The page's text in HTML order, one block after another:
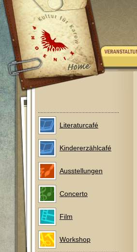
Literaturcafé
Kindererzählcafé
Ausstellungen
Concerto
Film
Workshop